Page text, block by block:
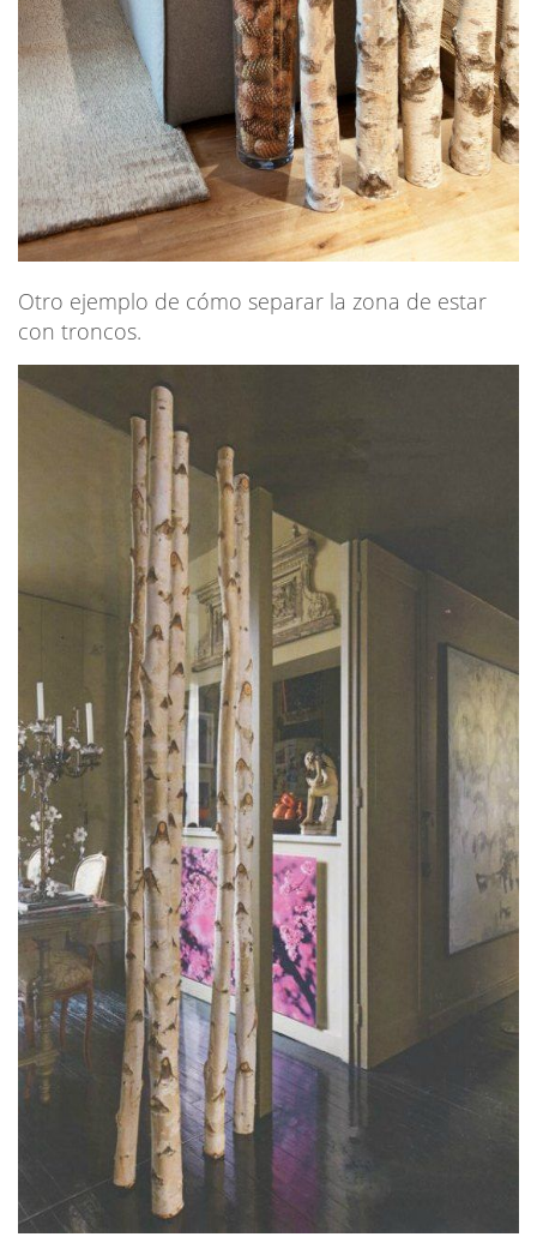
Otro ejemplo de cómo separar la zona de estar
con troncos.